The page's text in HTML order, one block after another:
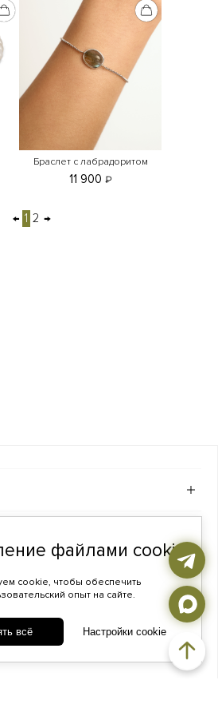
Браслет с лабрадоритом
11 900 ₽
← 1 2 →
файлами cookie
cookie, чтобы обеспечить
опыт на сайте.
всё Настройки cookie